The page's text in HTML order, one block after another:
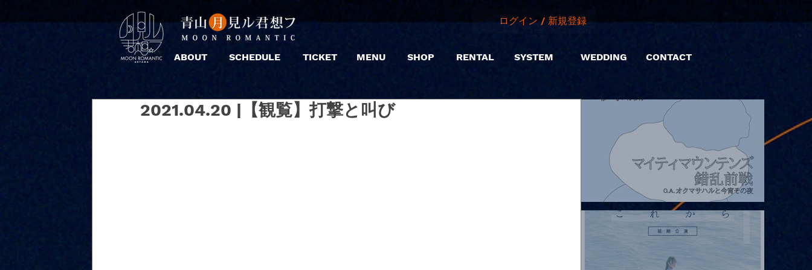
ABOUT SCHEDULE TICKET MENU SHOP
ログイン / 新規登録
RENTAL SYSTEM WEDDING CONTACT
2021.04.20 |【観覧】打撃と叫び
2026.08.07 |【観覧】マイティマウンテンズpresents. “HALL-IN-